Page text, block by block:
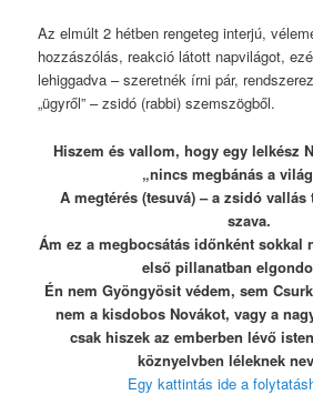
Az elmúlt 2 hétben rengeteg interjú,
hozzászólás, reakció látott napvilágot,
lehiggadva – szeretnék írni pár,
„ügyről” – zsidó (rabbi) szemszögből.
Hiszem és vallom, hogy egy lelkész
„nincs megbánás a
A megtérés (tesuvá) – a zsidó
szava.
Ám ez a megbocsátás időnként sokkal
első pillanatban
Én nem Gyöngyösit védem, sem
nem a kisdobos Novákot, vagy a
csak hiszek az emberben lévő
köznyelvben léleknek
Egy kattintás ide a